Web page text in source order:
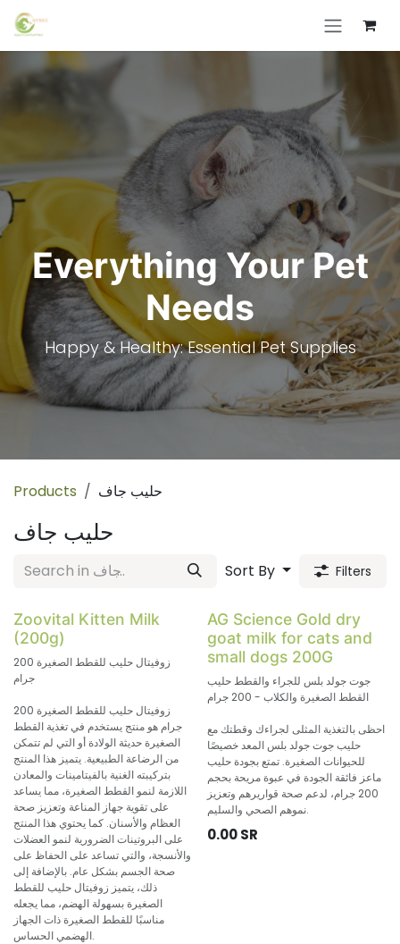
Skip to Content
Everything Your Pet
Needs
Happy & Healthy: Essential Pet Supplies
Products حليب جاف
حليب جاف
Sort By Filters
Zoovital Kitten Milk
(200g)
زوفيتال حليب للقطط الصغيرة 200
جرام
زوفيتال حليب للقطط الصغيرة 200
جرام هو منتج يستخدم في تغذية القطط
الصغيرة حديثة الولادة أو التي لم تتمكن
من الرضاعة الطبيعية. يتميز هذا المنتج
بتركيبته الغنية بالفيتامينات والمعادن
اللازمة لنمو القطط الصغيرة، مما يساعد
على تقوية جهاز المناعة وتعزيز صحة
العظام والأسنان. كما يحتوي هذا المنتج
على البروتينات الضرورية لنمو العضلات
والأنسجة، والتي تساعد على الحفاظ على
صحة الجسم بشكل عام. بالإضافة إلى
ذلك، يتميز زوفيتال حليب للقطط
الصغيرة بسهولة الهضم، مما يجعله
مناسبًا للقطط الصغيرة ذات الجهاز
الهضمي الحساس.
AG Science Gold dry
goat milk for cats and
small dogs 200G
جوت جولد بلس للجراء والقطط حليب
القطط الصغيرة والكلاب - 200 جرام
احظى بالتغذية المثلى لجراءك وقطتك مع
حليب جوت جولد بلس المعد خصيصًا
للحيوانات الصغيرة. تمتع بجودة حليب
ماعز فائقة الجودة في عبوة مريحة بحجم
200 جرام، لدعم صحة قواريرهم وتعزيز
نموهم الصحي والسليم.
0.00SR